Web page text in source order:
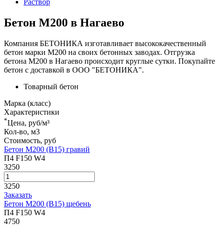
Раствор
Бетон М200 в Нагаево
Компания БЕТОНИКА изготавливает высококачественный
бетон марки М200 на своих бетонных заводах. Отгрузка
бетона М200 в Нагаево происходит круглые сутки. Покупайте
бетон с доставкой в ООО "БЕТОНИКА".
Товарный бетон
Марка (класс)
Характеристики
*Цена, руб/м³
Кол-во, м3
Стоимость, руб
Бетон М200 (В15) гравий
П4 F150 W4
3250
3250
Заказать
Бетон М200 (В15) щебень
П4 F150 W4
4750